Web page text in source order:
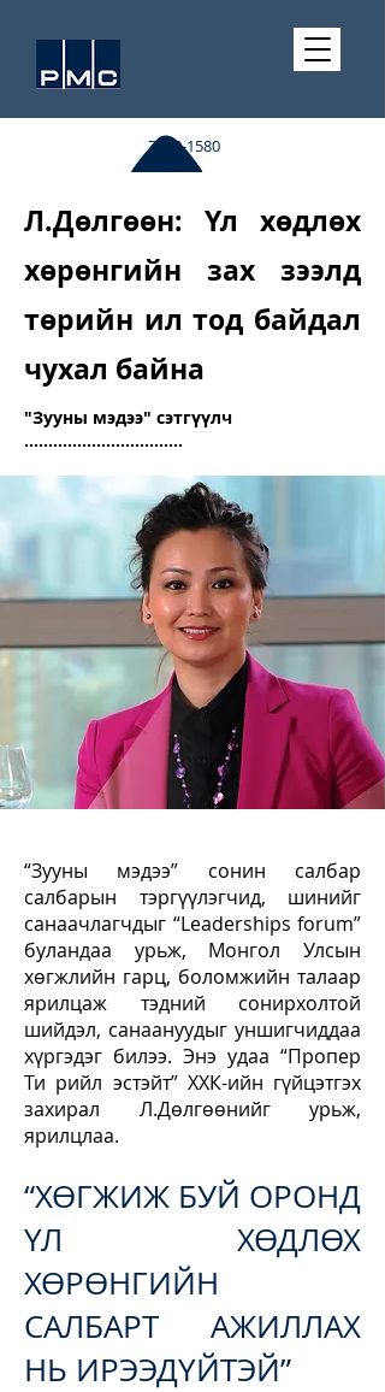
7510-1580
Л.Дөлгөөн: Үл хөдлөх
хөрөнгийн зах зээлд
төрийн ил тод байдал
чухал байна
"Зууны мэдээ" сэтгүүлч
.................................
“Зууны мэдээ” сонин салбар
салбарын тэргүүлэгчид, шинийг
санаачлагчдыг “Leaderships forum”
буландаа урьж, Монгол Улсын
хөгжлийн гарц, боломжийн талаар
ярилцаж тэдний сонирхолтой
шийдэл, санаануудыг уншигчиддаа
хүргэдэг билээ. Энэ удаа “Пропер
Ти рийл эстэйт” ХХК-ийн гүйцэтгэх
захирал Л.Дөлгөөнийг урьж,
ярилцлаа.
“ХӨГЖИЖ БУЙ ОРОНД
ҮЛ ХӨДЛӨХ
ХӨРӨНГИЙН
САЛБАРТ АЖИЛЛАХ
НЬ ИРЭЭДҮЙТЭЙ”